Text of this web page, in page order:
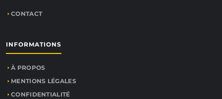
CONTACT
INFORMATIONS
À PROPOS
MENTIONS LÉGALES
CONFIDENTIALITÉ